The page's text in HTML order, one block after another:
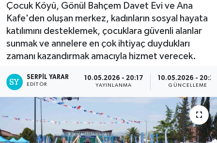
Çocuk Köyü, Gönül Bahçem Davet Evi ve Ana
Kafe'den oluşan merkez, kadınların sosyal hayata
katılımını desteklemek, çocuklara güvenli alanlar
sunmak ve annelere en çok ihtiyaç duydukları
zamanı kazandırmak amacıyla hizmet verecek.
SERPİL YARAR
EDITÖR
10.05.2026 - 20:17
YAYINLANMA
10.05.2026 -
GÜNCELLEME